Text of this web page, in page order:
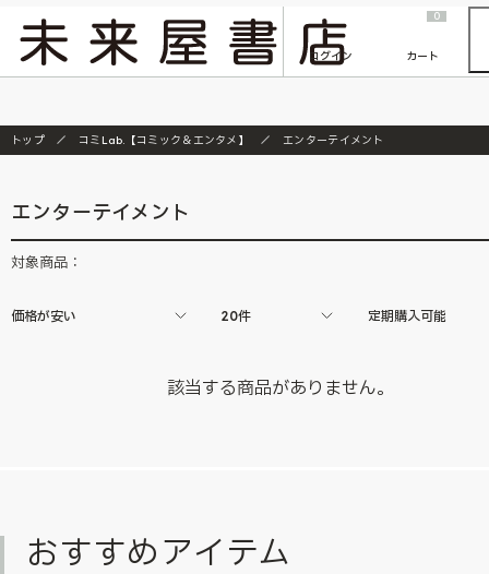
『ONE PIECE magazine 021 ONE PIECEカード付き同梱版』発売延期のご案内
ログイン
0
カート
トップ コミLab.【コミック＆エンタメ】 エンターテイメント
エンターテイメント
対象商品：
価格が安い 20件 定期購入可能
該当する商品がありません。
おすすめアイテム